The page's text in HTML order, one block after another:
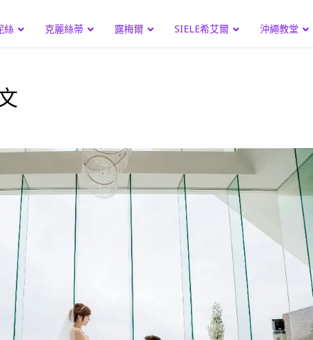
絲 克麗絲蒂 露梅爾 SIELE希艾爾 沖繩教堂